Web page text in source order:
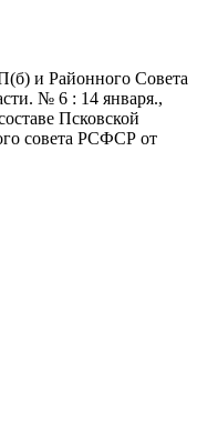
и Районного Совета
№ 6 : 14 января.,
Псковской
совета РСФСР от